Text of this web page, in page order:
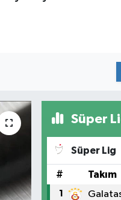
Süper
Süper Lig
# Takım
1